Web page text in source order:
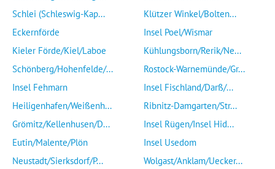
Schlei (Schleswig-Kap...
Eckernförde
Kieler Förde/Kiel/Laboe
Schönberg/Hohenfelde/...
Insel Fehmarn
Heiligenhafen/Weißenh...
Grömitz/Kellenhusen/D...
Eutin/Malente/Plön
Neustadt/Sierksdorf/P...
Klützer Winkel/Bolten...
Insel Poel/Wismar
Kühlungsborn/Rerik/Ne...
Rostock-Warnemünde/Gr...
Insel Fischland/Darß/...
Ribnitz-Damgarten/Str...
Insel Rügen/Insel Hid...
Insel Usedom
Wolgast/Anklam/Uecker...